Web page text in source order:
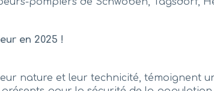
en 2025 !
nature et leur technicité, témoignent